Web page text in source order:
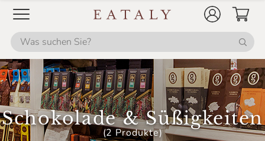
Schokolade & Süßigkeiten
(2 Produkte)
Pariani
Portinaro
Sabadì
Scyavuru
Vicenzi